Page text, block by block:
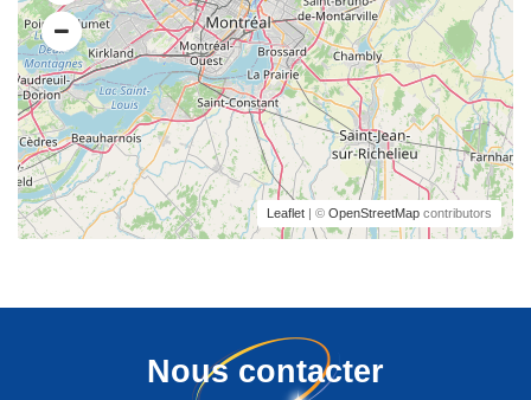
Leaflet | © OpenStreetMap contributors
Nous contacter